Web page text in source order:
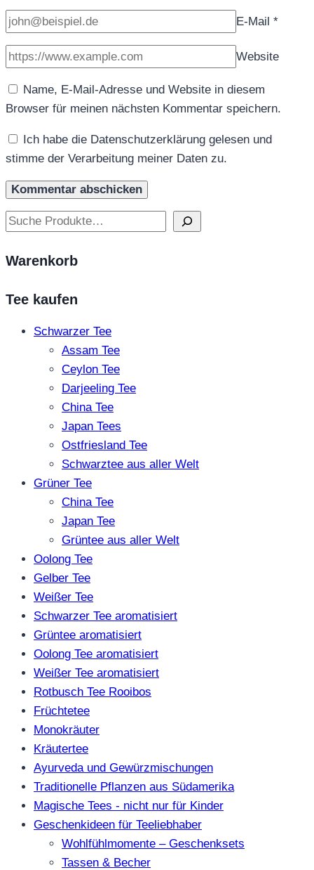
E-Mail *
Website
Name, E-Mail-Adresse und Website in diesem
Browser für meinen nächsten Kommentar speichern.
Ich habe die Datenschutzerklärung gelesen und
stimme der Verarbeitung meiner Daten zu.
Suchen
Warenkorb
Tee kaufen
Schwarzer Tee
Assam Tee
Ceylon Tee
Darjeeling Tee
China Tee
Japan Tees
Ostfriesland Tee
Schwarztee aus aller Welt
Grüner Tee
China Tee
Japan Tee
Grüntee aus aller Welt
Oolong Tee
Gelber Tee
Weißer Tee
Schwarzer Tee aromatisiert
Grüntee aromatisiert
Oolong Tee aromatisiert
Weißer Tee aromatisiert
Rotbusch Tee Rooibos
Früchtetee
Monokräuter
Kräutertee
Ayurveda und Gewürzmischungen
Traditionelle Pflanzen aus Südamerika
Magische Tees - nicht nur für Kinder
Geschenkideen für Teeliebhaber
Wohlfühlmomente – Geschenksets
Tassen & Becher